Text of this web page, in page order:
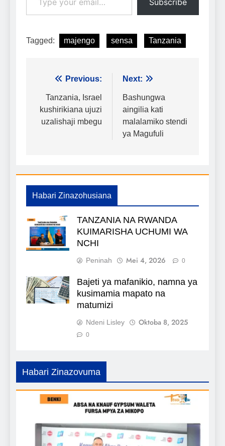
Subscribe
Tagged: majengo sensa Tanzania
Urambazaji
wa
chapisho
Previous:
Tanzania, Israel
kushirikiana ujuzi
uzalishaji mbegu
Next:
Bashungwa
aingilia kati
malalamiko stendi
ya Magufuli
Habari Zinazohusiana
TANZANIA NA RWANDA
KUIMARISHA UCHUMI WA
NCHI
Peninah Mei 4, 2026 0
Bajeti ya mafanikio, namna ya
kusimamia mapato na
matumizi
Ndeni Lisley Oktoba 8, 2025
0
Habari Zinazovuma